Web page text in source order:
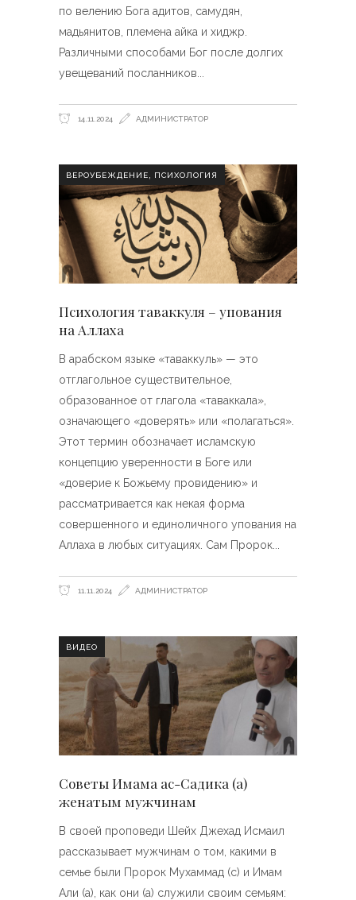
по велению Бога адитов, самудян,
мадьянитов, племена айка и хиджр.
Различными способами Бог после долгих
увещеваний посланников
14.11.2024 АДМИНИСТРАТОР
ВЕРОУБЕЖДЕНИЕ ПСИХОЛОГИЯ
Психология таваккуля – упования
на Аллаха
В арабском языке «таваккуль» — это
отглагольное существительное,
образованное от глагола «таваккала»,
означающего «доверять» или «полагаться».
Этот термин обозначает исламскую
концепцию уверенности в Боге или
«доверие к Божьему провидению» и
рассматривается как некая форма
совершенного и единоличного упования на
Аллаха в любых ситуациях. Сам Пророк
11.11.2024 АДМИНИСТРАТОР
ВИДЕО
Советы Имама ас-Садика (а)
женатым мужчинам
В своей проповеди Шейх Джехад Исмаил
рассказывает мужчинам о том, какими в
семье были Пророк Мухаммад (с) и Имам
Али (а), как они (а) служили своим семьям: